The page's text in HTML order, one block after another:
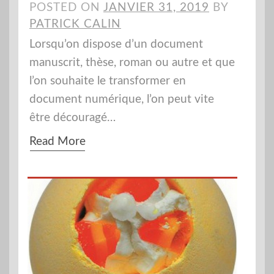
POSTED ON JANVIER 31, 2019 BY
PATRICK CALIN
Lorsqu’on dispose d’un document
manuscrit, thèse, roman ou autre et que
l’on souhaite le transformer en
document numérique, l’on peut vite
être découragé…
Read More